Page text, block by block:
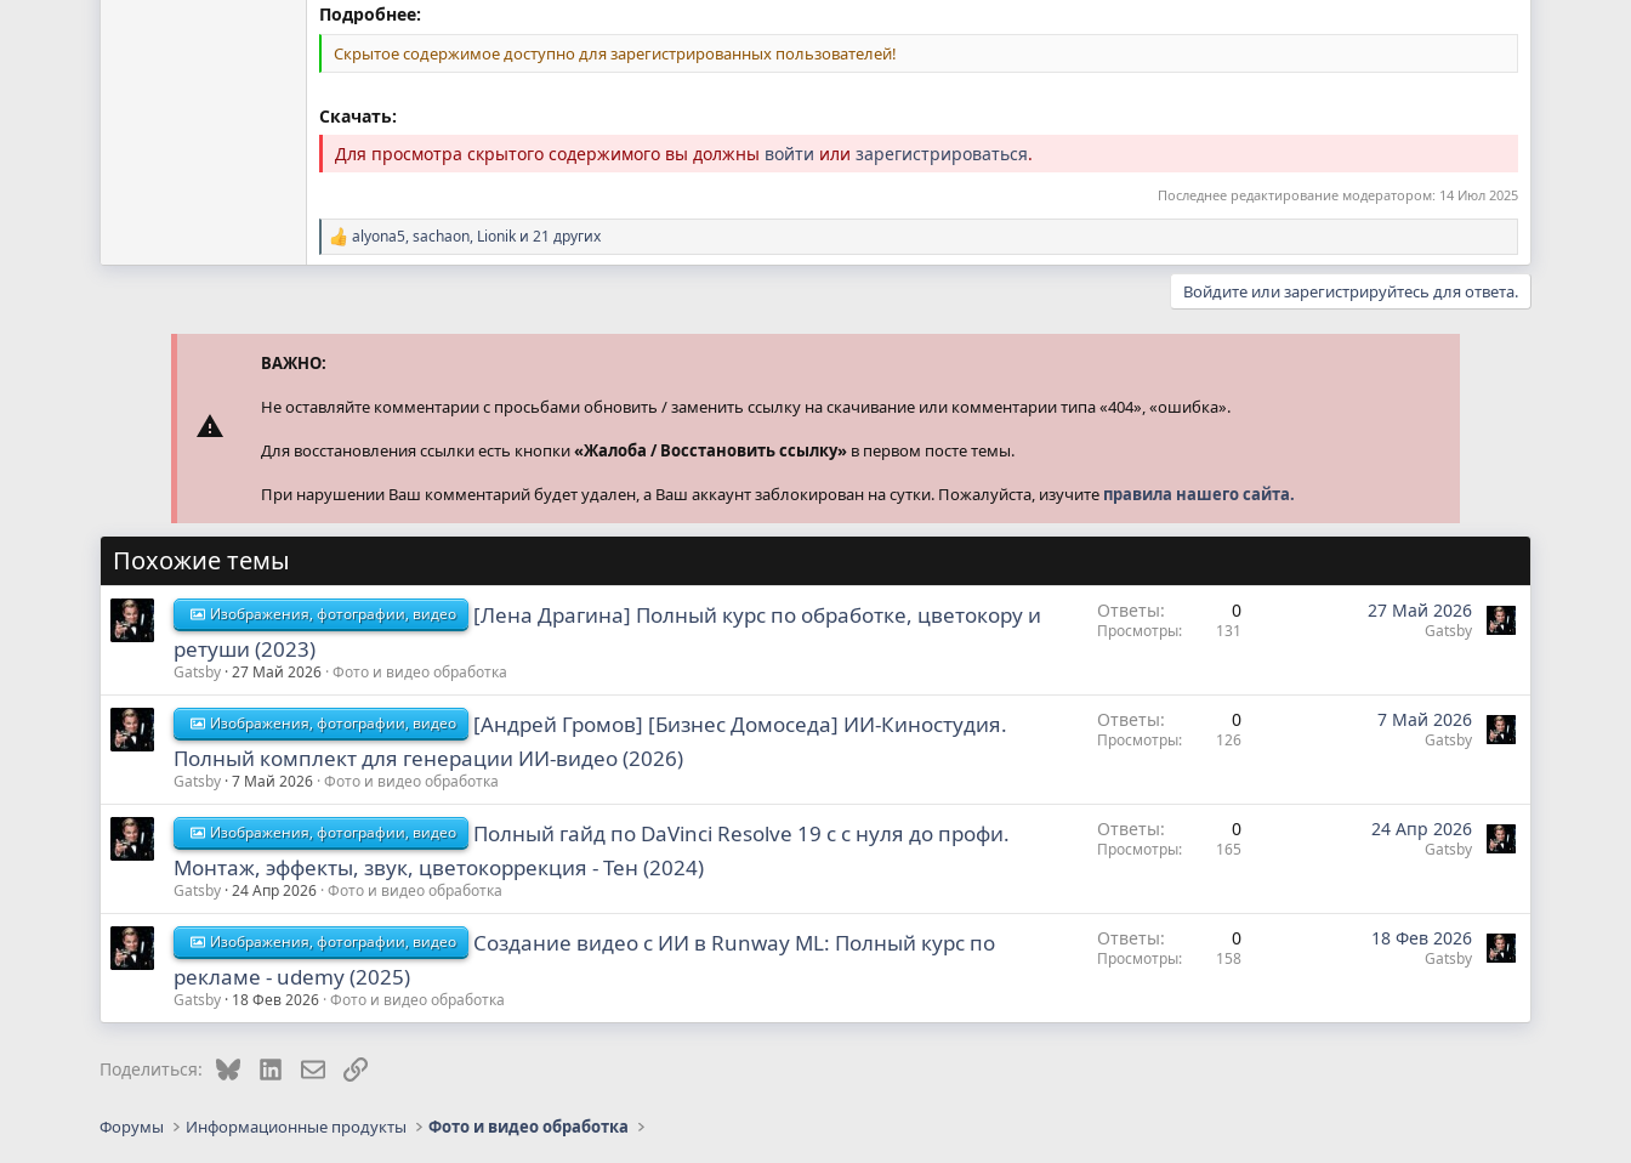
Подробнее:
Скрытое содержимое доступно для зарегистрированных пользователей!
Скачать:
Для просмотра скрытого содержимого вы должны войти или зарегистрироваться.
Последнее редактирование модератором: 14 Июл 2025
Р
е
alyona5,sachaon, Lionik и 21 других
Войдите или зарегистрируйтесь для ответа.
ВАЖНО:
Не оставляйте комментарии с просьбами обновить / заменить ссылку на скачивание или комментарии типа «404», «ошибка».
Для восстановления ссылки есть кнопки«Жалоба / Восстановить ссылку» в первом посте темы.
При нарушении Ваш комментарий будет удален, а Ваш аккаунт заблокирован на сутки. Пожалуйста, изучите правила нашего сайта.
Похожие темы
Изображения, фотографии, видео
[Лена Драгина] Полный курс по обработке, цветокору и
ретуши (2023)
Gatsby 27 Май 2026 Фото и видео обработка
Ответы 0
Просмотры 131
27 Май 2026
Gatsby
Изображения, фотографии, видео
[Андрей Громов] [Бизнес Домоседа] ИИ-Киностудия.
Полный комплект для генерации ИИ-видео (2026)
Gatsby 7 Май 2026 Фото и видео обработка
Ответы 0
Просмотры 126
7 Май 2026
Gatsby
Изображения, фотографии, видео
Полный гайд по DaVinci Resolve 19 с с нуля до профи.
Монтаж, эффекты, звук, цветокоррекция - Тен (2024)
Gatsby 24 Апр 2026 Фото и видео обработка
Ответы 0
Просмотры 165
24 Апр 2026
Gatsby
Изображения, фотографии, видео
Создание видео с ИИ в Runway ML: Полный курс по
рекламе - udemy (2025)
Gatsby 18 Фев 2026 Фото и видео обработка
Ответы 0
Просмотры 158
18 Фев 2026
Gatsby
Поделиться: BlueskyLinkedInЭлектронная почта
Ссылка
Форумы Информационные продукты Фото и видео обработка